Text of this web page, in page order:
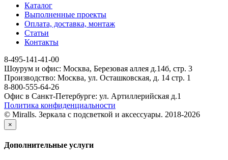
Каталог
Выполненные проекты
Оплата, доставка, монтаж
Статьи
Контакты
8-495-141-41-00
Шоурум и офис: Москва, Березовая аллея д.14б, стр. 3
Производство: Москва, ул. Осташковская, д. 14 стр. 1
8-800-555-64-26
Офис в Санкт-Петербурге: ул. Артиллерийская д.1
Политика конфиденциальности
© Miralls. Зеркала с подсветкой и аксессуары. 2018-2026
×
Дополнительные услуги